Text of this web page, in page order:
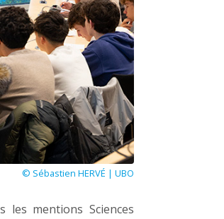
© Sébastien HERVÉ | UBO
les mentions Sciences